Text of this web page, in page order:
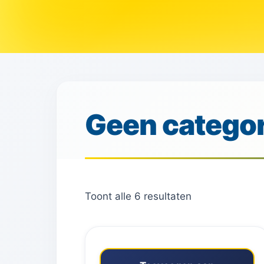
Geen
Toont alle 6 resultaten